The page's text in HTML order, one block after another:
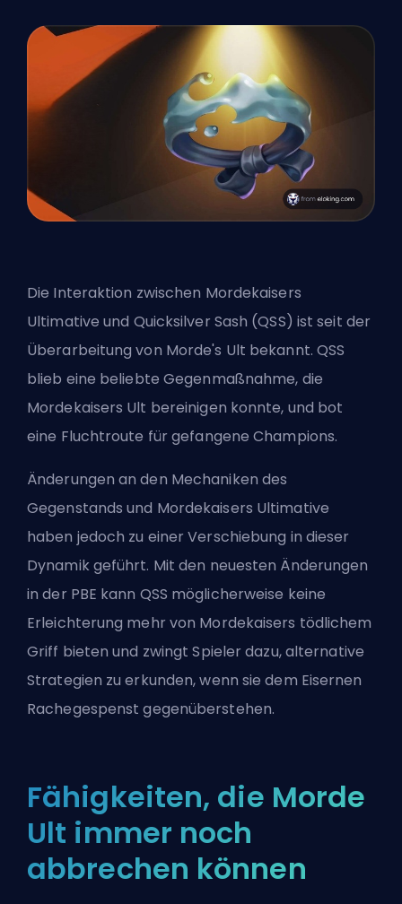
Die Interaktion zwischen Mordekaisers
Ultimative und Quicksilver Sash (QSS) ist seit der
Überarbeitung von Morde's Ult bekannt. QSS
blieb eine beliebte Gegenmaßnahme, die
Mordekaisers Ult bereinigen konnte, und bot
eine Fluchtroute für gefangene Champions.
Änderungen an den Mechaniken des
Gegenstands und Mordekaisers Ultimative
haben jedoch zu einer Verschiebung in dieser
Dynamik geführt. Mit den neuesten Änderungen
in der PBE kann QSS möglicherweise keine
Erleichterung mehr von Mordekaisers tödlichem
Griff bieten und zwingt Spieler dazu, alternative
Strategien zu erkunden, wenn sie dem Eisernen
Rachegespenst gegenüberstehen.
Fähigkeiten, die Morde
Ult immer noch
abbrechen können